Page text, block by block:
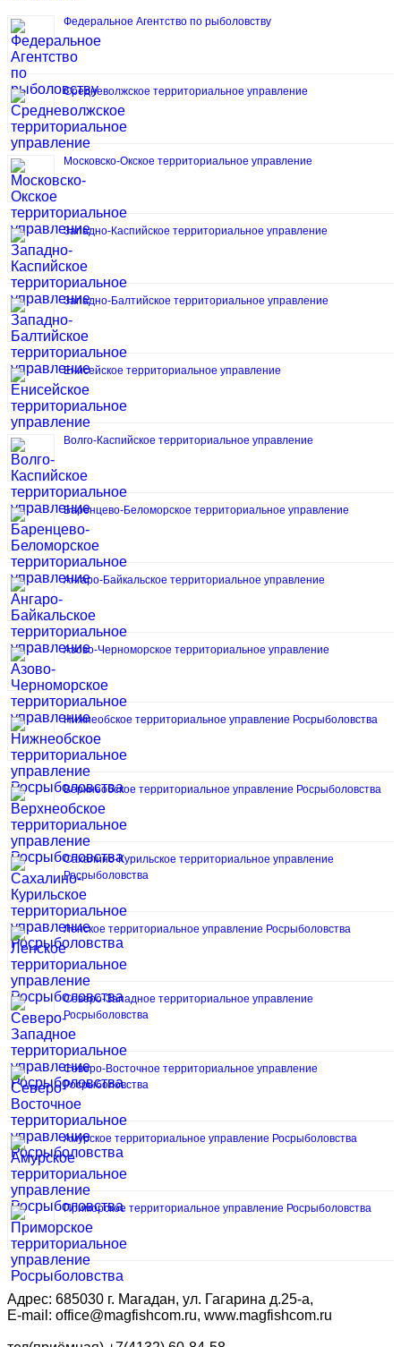
Федеральное Агентство по рыболовству
Средневолжское территориальное управление
Московско-Окское территориальное управление
Западно-Каспийское территориальное управление
Западно-Балтийское территориальное управление
Енисейское территориальное управление
Волго-Каспийское территориальное управление
Баренцево-Беломорское территориальное управление
Ангаро-Байкальское территориальное управление
Азово-Черноморское территориальное управление
Нижнеобское территориальное управление Росрыболовства
Верхнеобское территориальное управление Росрыболовства
Сахалино-Курильское территориальное управление
Росрыболовства
Ленское территориальное управление Росрыболовства
Северо-Западное территориальное управление
Росрыболовства
Северо-Восточное территориальное управление
Росрыболовства
Амурское территориальное управление Росрыболовства
Приморское территориальное управление Росрыболовства
Адрес: 685030 г. Магадан, ул. Гагарина д.25-а,
E-mail: office@magfishcom.ru, www.magfishcom.ru